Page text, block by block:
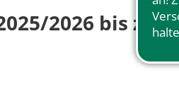
2026 bis zum